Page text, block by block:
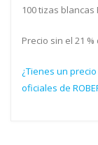
100 tizas blancas
Precio sin el 21 %
¿Tienes un
oficiales de